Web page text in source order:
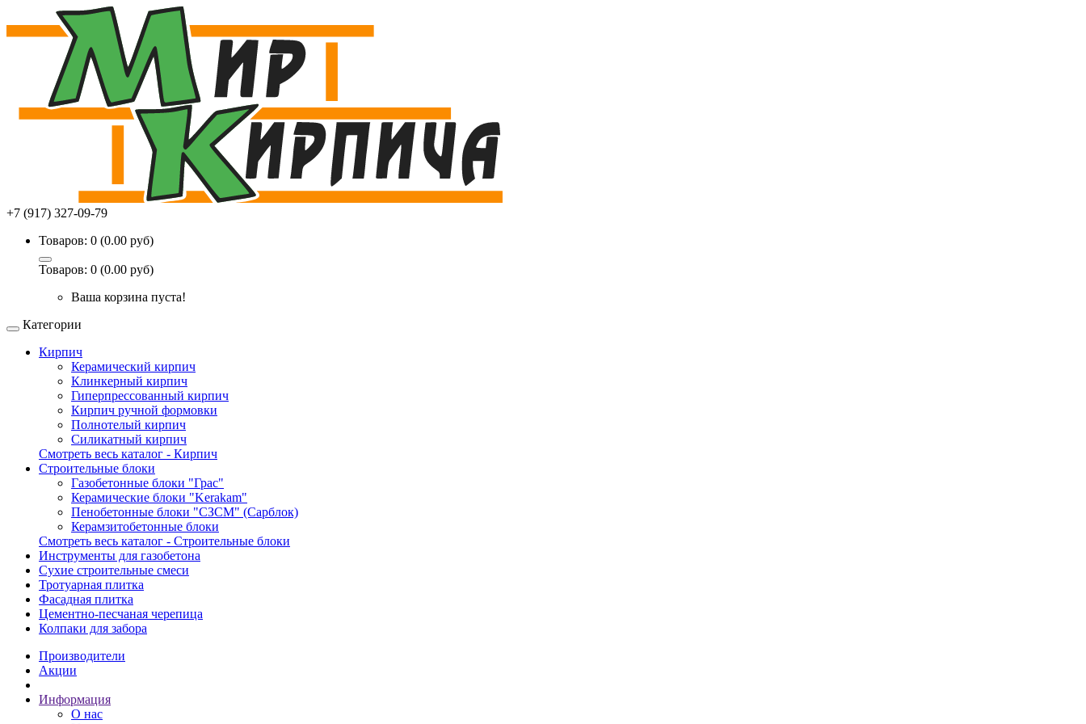
+7 (917) 327-09-79
Товаров: 0 (0.00 руб)
Товаров: 0 (0.00 руб)
Ваша корзина пуста!
Категории
Кирпич
Керамический кирпич
Клинкерный кирпич
Гиперпрессованный кирпич
Кирпич ручной формовки
Полнотелый кирпич
Силикатный кирпич
Смотреть весь каталог - Кирпич
Строительные блоки
Газобетонные блоки "Грас"
Керамические блоки "Kerakam"
Пенобетонные блоки "СЗСМ" (Сарблок)
Керамзитобетонные блоки
Смотреть весь каталог - Строительные блоки
Инструменты для газобетона
Сухие строительные смеси
Тротуарная плитка
Фасадная плитка
Цементно-песчаная черепица
Колпаки для забора
Производители
Акции
Информация
О нас